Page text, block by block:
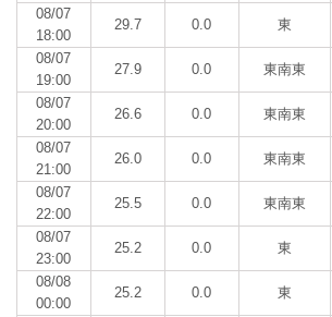
08/07
18:00
29.7 0.0 東
08/07
19:00
27.9 0.0 東南東
08/07
20:00
26.6 0.0 東南東
08/07
21:00
26.0 0.0 東南東
08/07
22:00
25.5 0.0 東南東
08/07
23:00
25.2 0.0 東
08/08
00:00
25.2 0.0 東